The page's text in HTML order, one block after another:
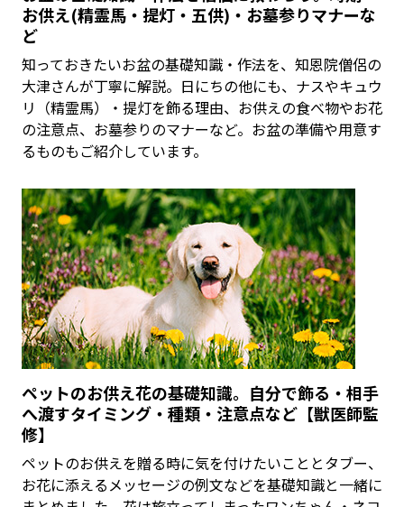
お供え(精霊馬・提灯・五供)・お墓参りマナーな
ど
知っておきたいお盆の基礎知識・作法を、知恩院僧侶の
大津さんが丁寧に解説。日にちの他にも、ナスやキュウ
リ（精霊馬）・提灯を飾る理由、お供えの食べ物やお花
の注意点、お墓参りのマナーなど。お盆の準備や用意す
るものもご紹介しています。
ペットのお供え花の基礎知識。自分で飾る・相手
へ渡すタイミング・種類・注意点など【獣医師監
修】
ペットのお供えを贈る時に気を付けたいこととタブー、
お花に添えるメッセージの例文などを基礎知識と一緒に